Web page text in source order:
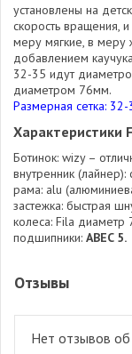
установлены на
скорость вращения,
меру мягкие, в меру
добавлением
32-35 идут
диаметром 76мм.
Размерная сетка:
Характеристики
Ботинок: wizy –
внутренник
рама: alu
застежка: быстрая
колеса: Fila диаметр
подшипники: ABEC 5.
Отзывы
Нет отзывов